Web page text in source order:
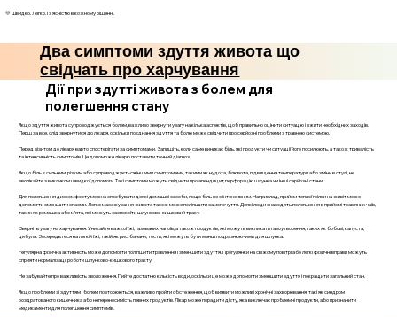
💛 Швидко. Легко. І з ясністю в кожному рішенні.
Два симптоми здуття живота що
свідчать про харчування
Дії при здутті живота з болем для
полегшення стану
Якщо здуття живота супроводжується болем, важливо звернути увагу на кілька аспектів, щоб правильно оцінити ситуацію і вжити необхідних заходів.
Перш за все, слід звернутися до лікаря, оскільки поєднання здуття та болю може свідчити про серйозні проблеми з травною системою.
Перед візитом до лікаря варто спостерігати за симптомами. Запишіть, коли саме виникає біль, які продукти чи ситуації його посилюють, а також тривалість
та інтенсивність симптомів. Це допоможе лікарю поставити точний діагноз.
Якщо біль є сильним, різким або супроводжується іншими симптомами, такими як нудота, блювота, підвищення температури або зміни в стулі, не
зволікайте з викликом швидкої допомоги. Такі симптоми можуть свідчити про апендицит, перфорацію шлунка чи інші серйозні стани.
Для полегшення дискомфорту можна спробувати деякі домашні засоби, якщо біль не є інтенсивним. Наприклад, прийом теплої грілки на живіт може
допомогти зменшити спазми. Легке масажування живота також може поліпшити самопочуття. Деякі люди знаходять полегшення в прийомі трав’яних чаїв,
таких як ромашка або м’ята, які можуть заспокоїти шлунково-кишковий тракт.
Зверніть увагу на харчування. Уникайте важкої їжі, газованих напоїв, а також продуктів, які можуть викликати газоутворення, таких як бобові, капуста,
цибуля. Зосередьтеся на легкій їжі, такій як рис, банани, тости, які можуть бути менш подразнюючими для шлунка.
Регулярна фізична активність може допомогти поліпшити травлення і зменшити здуття. Прогулянки на свіжому повітрі або легкі фізичні вправи можуть
сприяти нормалізації роботи шлунково-кишкового тракту.
Не забувайте про важливість зволоження. Пийте достатню кількість води, оскільки це може допомогти зменшити здуття і покращити загальний стан.
Якщо проблеми зі здуттям і болем повторюються, важливо пройти обстеження, щоб виявити можливі хронічні захворювання, такі як синдром
роздратованого кишечника або непереносимість певних продуктів. Лікар може порадити дієту, яка виключає проблемні продукти, або призначити
медикаменти для полегшення симптомів.